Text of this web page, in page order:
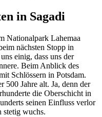
in Sagadi
Nationalpark Lahemaa
nächsten Stopp in
einig, dass uns der
Beim Anblick des
Schlössern in Potsdam.
500 Jahre alt. Ja, denn der
die Oberschicht in
seinen Einfluss verlor
stetig wuchs.